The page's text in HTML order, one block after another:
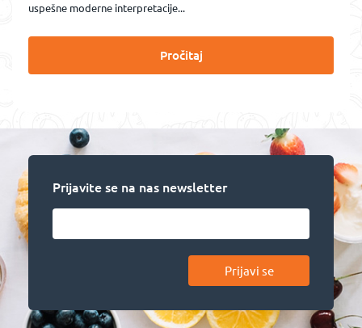
uspešne moderne interpretacije...
Pročitaj
Prijavite se na nas newsletter
Prijavi se